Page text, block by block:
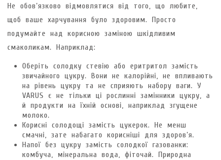
Не обов’язково відмовлятися від того, що любите,
щоб ваше харчування було здоровим. Просто
подумайте над корисною заміною шкідливим
смаколикам. Наприклад:
Оберіть солодку стевію або еритритол замість
звичайного цукру. Вони не калорійні, не впливають
на рівень цукру та не сприяють набору ваги. У
VARUS є не тільки ці рослинні замінники цукру, а
й продукти на їхній основі, наприклад згущене
молоко.
Корисні солодощі замість цукерок. Не менш
смачні, зате набагато корисніші для здоров’я.
Напої без цукру замість солодкої газованки:
комбуча, мінеральна вода, фіточай. Природна